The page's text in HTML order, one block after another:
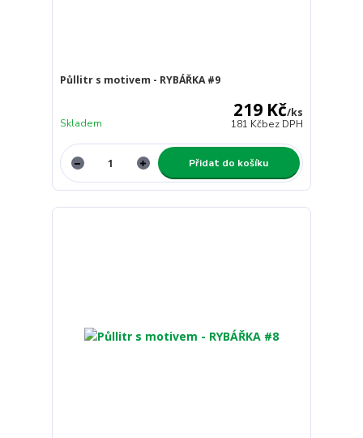
Půllitr s motivem - RYBÁŘKA #9
219 Kč/ks
181 Kčbez DPH
Skladem
Přidat do košíku